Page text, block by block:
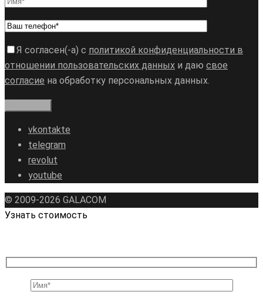
Я согласен(-а) с политикой конфиденциальности в
отношении пользовательских данных и даю свое
согласие на обработку персональных данных.
vkontakte
telegram
revolut
youtube
© 2009-2026 GALAСOM
Узнать стоимость